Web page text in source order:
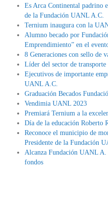
Es Arca Continental padrino
de la Fundación UANL A.C.
Ternium inaugura con la
Alumno becado por
Emprendimiento” en el
8 Generaciones con sello de
Líder del sector de transporte
Ejecutivos de importante
UANL A.C.
Graduación Becados
Vendimia UANL 2023
Premiará Ternium a la
Día de la educación Roberto
Reconoce el municipio de
Presidente de la Fundación
Alcanza Fundación UANL
fondos